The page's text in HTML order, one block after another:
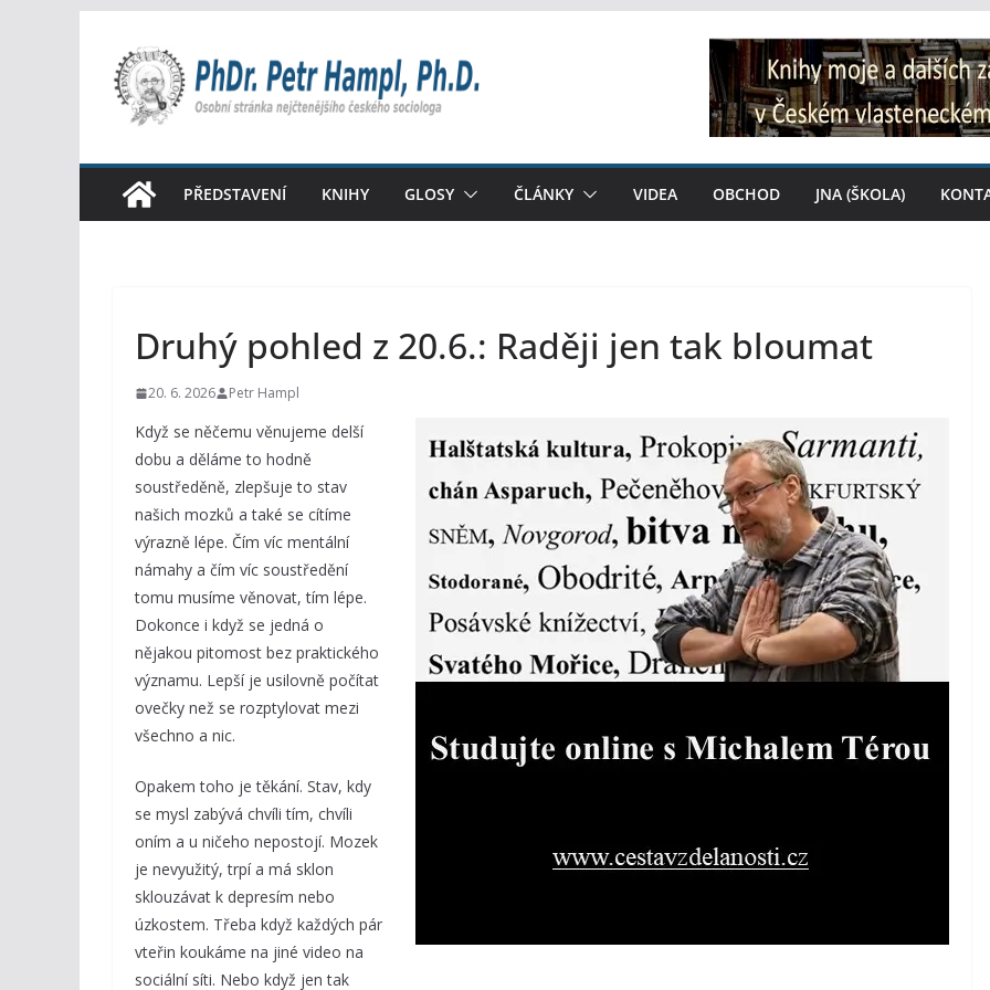
obsah
PŘEDSTAVENÍ KNIHY GLOSY ČLÁNKY VIDEA OBCHOD JNA (ŠKOLA)
Druhý pohled z 20.6.: Raději jen tak bloumat
20. 6. 2026 Petr Hampl
Když se něčemu věnujeme delší
dobu a děláme to hodně
soustředěně, zlepšuje to stav
našich mozků a také se cítíme
výrazně lépe. Čím víc mentální
námahy a čím víc soustředění
tomu musíme věnovat, tím lépe.
Dokonce i když se jedná o
nějakou pitomost bez praktického
významu. Lepší je usilovně počítat
ovečky než se rozptylovat mezi
všechno a nic.
Opakem toho je těkání. Stav, kdy
se mysl zabývá chvíli tím, chvíli
oním a u ničeho nepostojí. Mozek
je nevyužitý, trpí a má sklon
sklouzávat k depresím nebo
úzkostem. Třeba když každých pár
vteřin koukáme na jiné video na
sociální síti. Nebo když jen tak